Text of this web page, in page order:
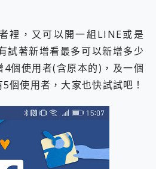
裡，又可以開一組LINE或是
試著新增看最多可以新增多少
4個使用者(含原本的)，及一個
個使用者，大家也快試試吧！